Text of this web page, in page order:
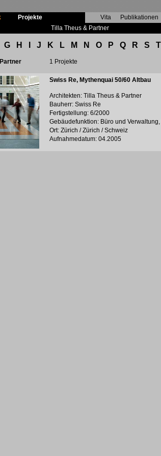
Projekte Vita Publikationen
Tilla Theus & Partner
G H J K L M N O P Q R S T
1 Projekte
Swiss Re, Mythenquai 50/60 Altbau
Architekten: Tilla Theus & Partner
Bauherr: Swiss Re
Fertigstellung: 6/2000
Gebäudefunktion: Büro und
Ort: Zürich / Zürich / Schweiz
Aufnahmedatum: 04.2005